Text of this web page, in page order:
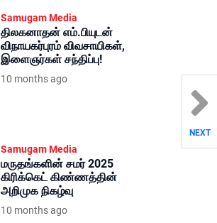
NEXT
Samugam Media
திலகனாதன் எம்.பியுடன்
விநாயகர்புரம் விவசாயிகள்,
இளைஞர்கள் சந்திப்பு!
10 months ago
Samugam Media
மருதங்களின் சமர் 2025
கிரிக்கெட் கிண்ணத்தின்
அறிமுக நிகழ்வு
10 months ago